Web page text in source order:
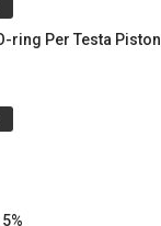
ring Per Testa